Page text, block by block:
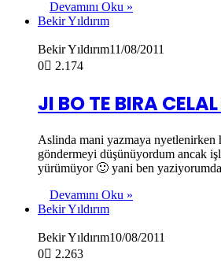
Devamını Oku »
Bekir Yıldırım
Bekir Yıldırım11/08/2011
0
2.174
JI BO TE BIRA
Aslinda mani yazmaya nyetlenirken
göndermeyi düşünüyordum ancak
yürümüyor 🙂 yani ben
Devamını Oku »
Bekir Yıldırım
Bekir Yıldırım10/08/2011
0
2.263